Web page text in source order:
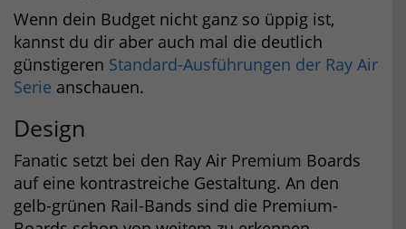
Wenn dein Budget nicht ganz so üppig ist,
kannst du dir aber auch mal die deutlich
günstigeren Standard-Ausführungen der Ray Air
Serie anschauen.
Design
Fanatic setzt bei den Ray Air Premium Boards
auf eine kontrastreiche Gestaltung. An den
gelb-grünen Rail-Bands sind die Premium-